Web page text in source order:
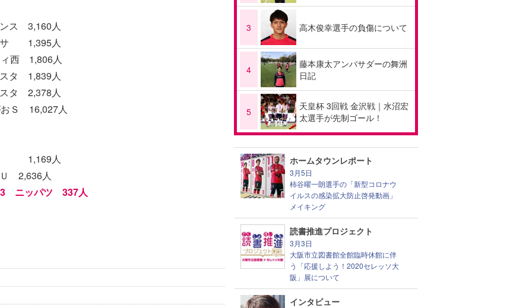
ス 3,160人
1,395人
西 1,806人
1,839人
2,378人
Ｓ 16,027人
1,169人
2,636人
ニッパツ 337人
3 高木俊幸選手の負傷について
4
藤本康太アンバサダーの舞洲
日記
5
天皇杯 3回戦 金沢戦｜水沼宏
太選手が先制ゴール！
ホームタウンレポート
3月5日
柿谷曜一朗選手の「新型コロナウ
イルスの感染拡大防止啓発動画」
メイキング
読書推進プロジェクト
3月3日
大阪市立図書館全館臨時休館に伴
う「応援しよう！2020セレッソ大
阪」展について
インタビュー